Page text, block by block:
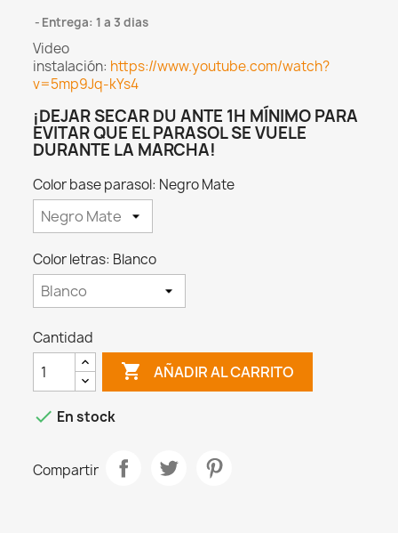
Entrega: 1 a 3 dias
Video
instalación: https://www.youtube.com/watch?
v=5mp9Jq-kYs4
¡DEJAR SECAR DU ANTE 1H MÍNIMO PARA
EVITAR QUE EL PARASOL SE VUELE
DURANTE LA MARCHA!
Color base parasol: Negro Mate
Color letras: Blanco
Cantidad
 AÑADIR AL CARRITO
 En stock
Compartir